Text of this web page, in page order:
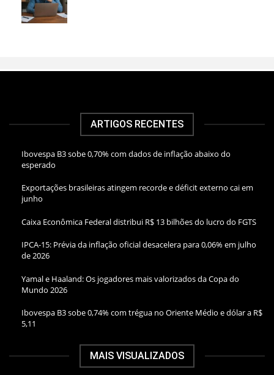
ARTIGOS RECENTES
Ibovespa B3 sobe 0,70% com dados de inflação abaixo do
esperado
Exportações brasileiras atingem recorde e déficit externo cai em
junho
Caixa Econômica Federal distribui R$ 13 bilhões do lucro do FGTS
IPCA-15: Prévia da inflação oficial desacelera para 0,06% em julho
de 2026
Yamal e Haaland: Os jogadores mais valorizados da Copa do
Mundo 2026
Ibovespa B3 sobe 0,74% com trégua no Oriente Médio e dólar a R$
5,11
MAIS VISUALIZADOS